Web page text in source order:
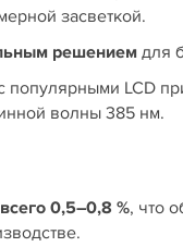
засветкой.
решениемдля
популярными LCD
волны 385 нм.
0,5–0,8 %, что